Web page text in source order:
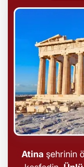
Atina şehrinin